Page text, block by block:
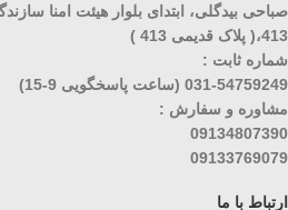
صباحی بیدگلی، ابتدای بلوار هیئت امنا
413،( پلاک قدیمی 413 )
شماره ثابت :
031-54759249 (ساعت پاسخگویی 9-15)
مشاوره و سفارش :
09134807390
09133769079
ارتباط با ما